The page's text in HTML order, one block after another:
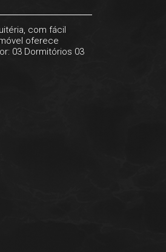
com fácil
oferece
03 Dormitórios 03